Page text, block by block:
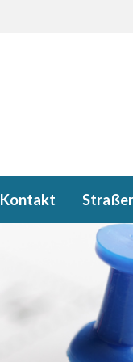
Kontakt